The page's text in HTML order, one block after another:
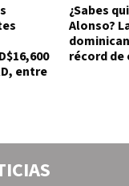
entre
¿Sabes
Alonso?
récord de